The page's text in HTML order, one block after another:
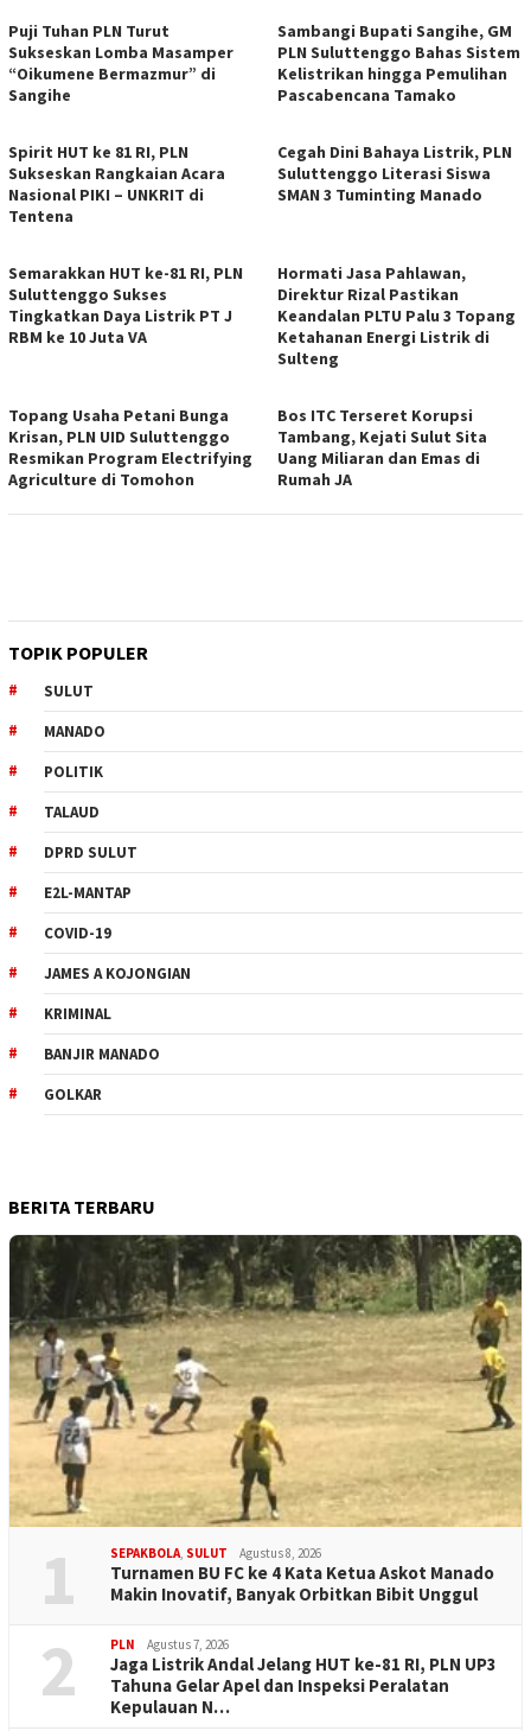
Puji Tuhan PLN Turut
Sukseskan Lomba Masamper
“Oikumene Bermazmur” di
Sangihe
Sambangi Bupati Sangihe, GM
PLN Suluttenggo Bahas Sistem
Kelistrikan hingga Pemulihan
Pascabencana Tamako
Spirit HUT ke 81 RI, PLN
Sukseskan Rangkaian Acara
Nasional PIKI – UNKRIT di
Tentena
Cegah Dini Bahaya Listrik, PLN
Suluttenggo Literasi Siswa
SMAN 3 Tuminting Manado
Semarakkan HUT ke-81 RI, PLN
Suluttenggo Sukses
Tingkatkan Daya Listrik PT J
RBM ke 10 Juta VA
Hormati Jasa Pahlawan,
Direktur Rizal Pastikan
Keandalan PLTU Palu 3 Topang
Ketahanan Energi Listrik di
Sulteng
Topang Usaha Petani Bunga
Krisan, PLN UID Suluttenggo
Resmikan Program Electrifying
Agriculture di Tomohon
Bos ITC Terseret Korupsi
Tambang, Kejati Sulut Sita
Uang Miliaran dan Emas di
Rumah JA
TOPIK POPULER
SULUT
MANADO
POLITIK
TALAUD
DPRD SULUT
E2L-MANTAP
COVID-19
JAMES A KOJONGIAN
KRIMINAL
BANJIR MANADO
GOLKAR
BERITA TERBARU
1 SEPAKBOLA SULUT Agustus 8, 2026
Turnamen BU FC ke 4 Kata Ketua Askot Manado
Makin Inovatif, Banyak Orbitkan Bibit Unggul
2 PLN Agustus 7, 2026
Jaga Listrik Andal Jelang HUT ke-81 RI, PLN UP3
Tahuna Gelar Apel dan Inspeksi Peralatan
Kepulauan N…